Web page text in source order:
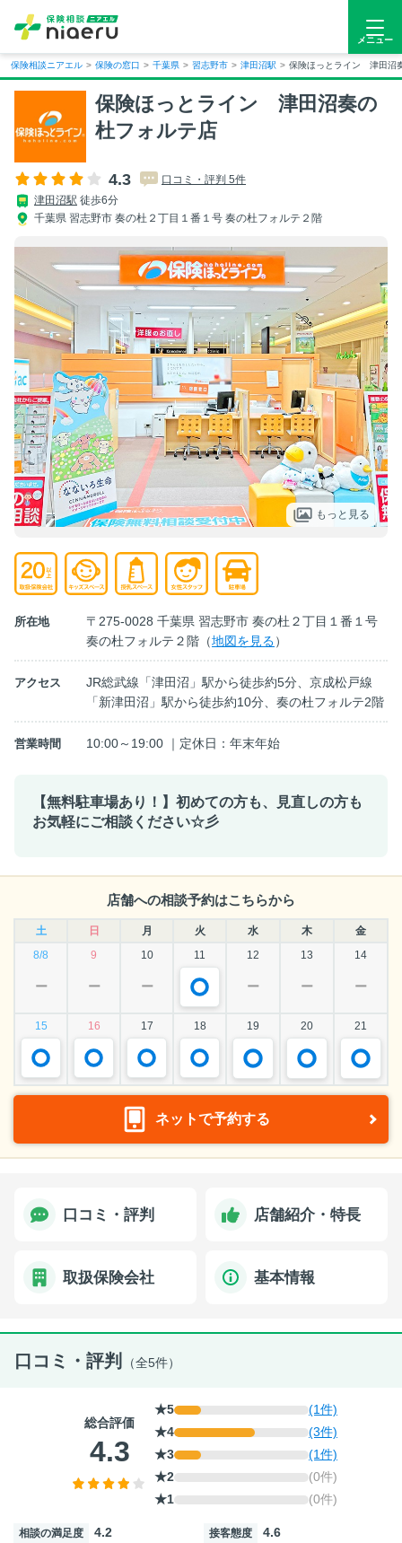
メニュー
保険相談ニアエル > 保険の窓口 > 千葉県 > 習志野市 > 津田沼駅 > 保険ほっとライン 津田沼
保険ほっとライン 津田沼奏の
杜フォルテ店
4.3
口コミ・評判 5件
津田沼駅 徒歩6分
千葉県 習志野市 奏の杜２丁目１番１号 奏の杜フォルテ２階
もっと見る
所在地
〒275-0028 千葉県 習志野市 奏の杜２丁目１番１号
奏の杜フォルテ２階（地図を見る）
アクセス
JR総武線「津田沼」駅から徒歩約5分、京成松戸線
「新津田沼」駅から徒歩約10分、奏の杜フォルテ2階
営業時間 10:00～19:00 ｜定休日：年末年始
【無料駐車場あり！】初めての方も、見直しの方も
お気軽にご相談ください☆彡
店舗への相談予約はこちらから
土 日 月 火 水 木
金
8/8
9 10 11 12 13 14
ー ー ー ー ー ー
15 16 17 18 19 20 21
ネットで予約する
口コミ・評判 店舗紹介・特長
取扱保険会社 基本情報
口コミ・評判 （全5件）
総合評価
4.3
★5
(1件)
★4
(3件)
★3
(1件)
★2
(0件)
★1
(0件)
相談の満足度 4.2 接客態度 4.6